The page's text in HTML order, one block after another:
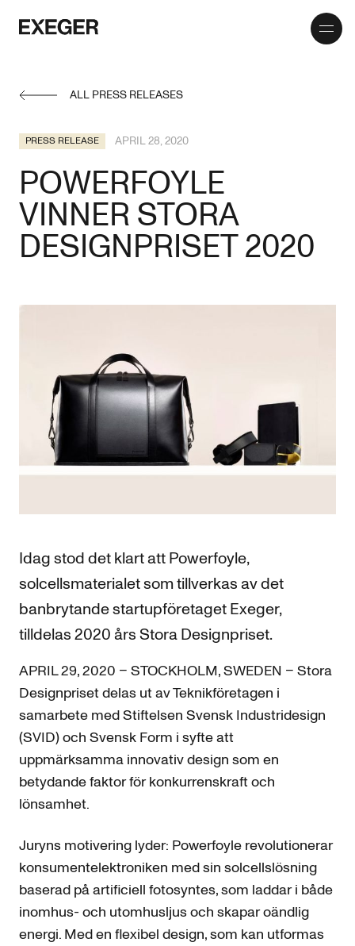
Exeger
Toggle
menu
ALL PRESS RELEASES
PRESS RELEASE APRIL 28, 2020
POWERFOYLE
VINNER STORA
DESIGNPRISET 2020
Idag stod det klart att Powerfoyle,
solcellsmaterialet som tillverkas av det
banbrytande startupföretaget Exeger,
tilldelas 2020 års Stora Designpriset.
APRIL 29, 2020 – STOCKHOLM, SWEDEN – Stora
Designpriset delas ut av Teknikföretagen i
samarbete med Stiftelsen Svensk Industridesign
(SVID) och Svensk Form i syfte att
uppmärksamma innovativ design som en
betydande faktor för konkurrenskraft och
lönsamhet.
Juryns motivering lyder: Powerfoyle revolutionerar
konsumentelektroniken med sin solcellslösning
baserad på artificiell fotosyntes, som laddar i både
inomhus- och utomhusljus och skapar oändlig
energi. Med en flexibel design, som kan utformas